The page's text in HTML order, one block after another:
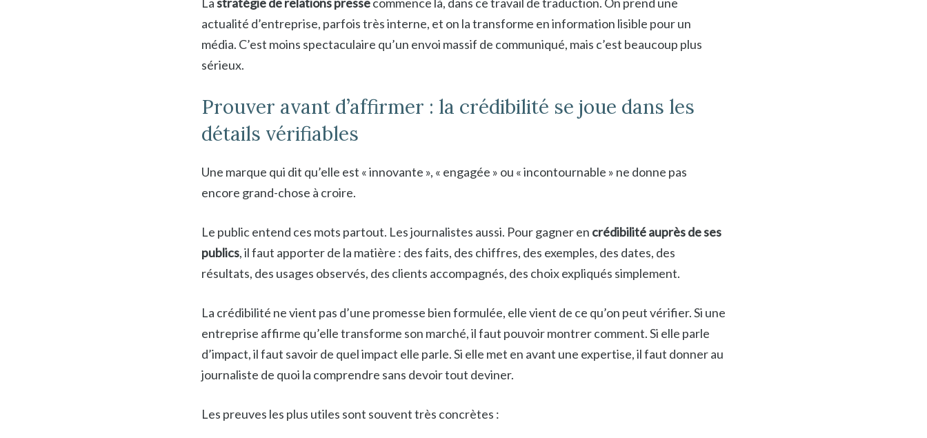
actualité d’entreprise, parfois très interne, et on la transforme en information lisible pour un
média. C’est moins spectaculaire qu’un envoi massif de communiqué, mais c’est beaucoup plus
sérieux.
Prouver avant d’affirmer : la crédibilité se joue dans les
détails vérifiables
Une marque qui dit qu’elle est « innovante », « engagée » ou « incontournable » ne donne pas
encore grand-chose à croire.
Le public entend ces mots partout. Les journalistes aussi. Pour gagner en crédibilité auprès de ses
publics, il faut apporter de la matière : des faits, des chiffres, des exemples, des dates, des
résultats, des usages observés, des clients accompagnés, des choix expliqués simplement.
La crédibilité ne vient pas d’une promesse bien formulée, elle vient de ce qu’on peut vérifier. Si une
entreprise affirme qu’elle transforme son marché, il faut pouvoir montrer comment. Si elle parle
d’impact, il faut savoir de quel impact elle parle. Si elle met en avant une expertise, il faut donner au
journaliste de quoi la comprendre sans devoir tout deviner.
Les preuves les plus utiles sont souvent très concrètes :